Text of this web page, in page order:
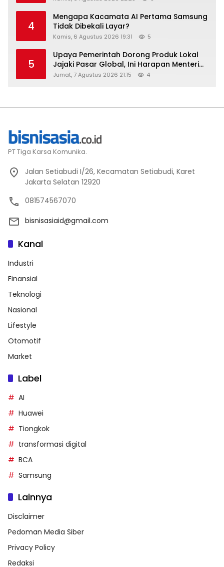
4
Mengapa Kacamata AI Pertama Samsung
Tidak Dibekali Layar?
Kamis, 6 Agustus 2026 19:31 5
5
Upaya Pemerintah Dorong Produk Lokal
Jajaki Pasar Global, Ini Harapan Menteri
Perindustrian RI Lewat ILT dan IGT Expo
Jumat, 7 Agustus 2026 21:15 4
PT Tiga Karsa Komunika.
Jalan Setiabudi I/26, Kecamatan Setiabudi, Karet
Jakarta Selatan 12920
081574567070
bisnisasiaid@gmail.com
Kanal
Industri
Finansial
Teknologi
Nasional
Lifestyle
Otomotif
Market
Label
AI
Huawei
Tiongkok
transformasi digital
BCA
Samsung
Lainnya
Disclaimer
Pedoman Media Siber
Privacy Policy
Redaksi